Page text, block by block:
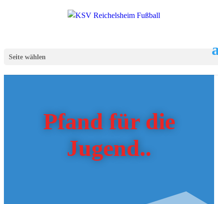
Seite wählen
Pfand für die
Jugend..